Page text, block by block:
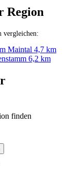
Region
vergleichen:
Maintal 4,7 km
6,2 km
finden